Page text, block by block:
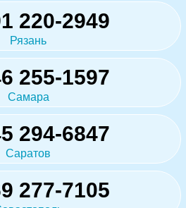
220-2949
Рязань
255-1597
Самара
294-6847
Саратов
277-7105